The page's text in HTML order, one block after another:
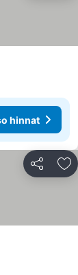
hinnat
Jaa